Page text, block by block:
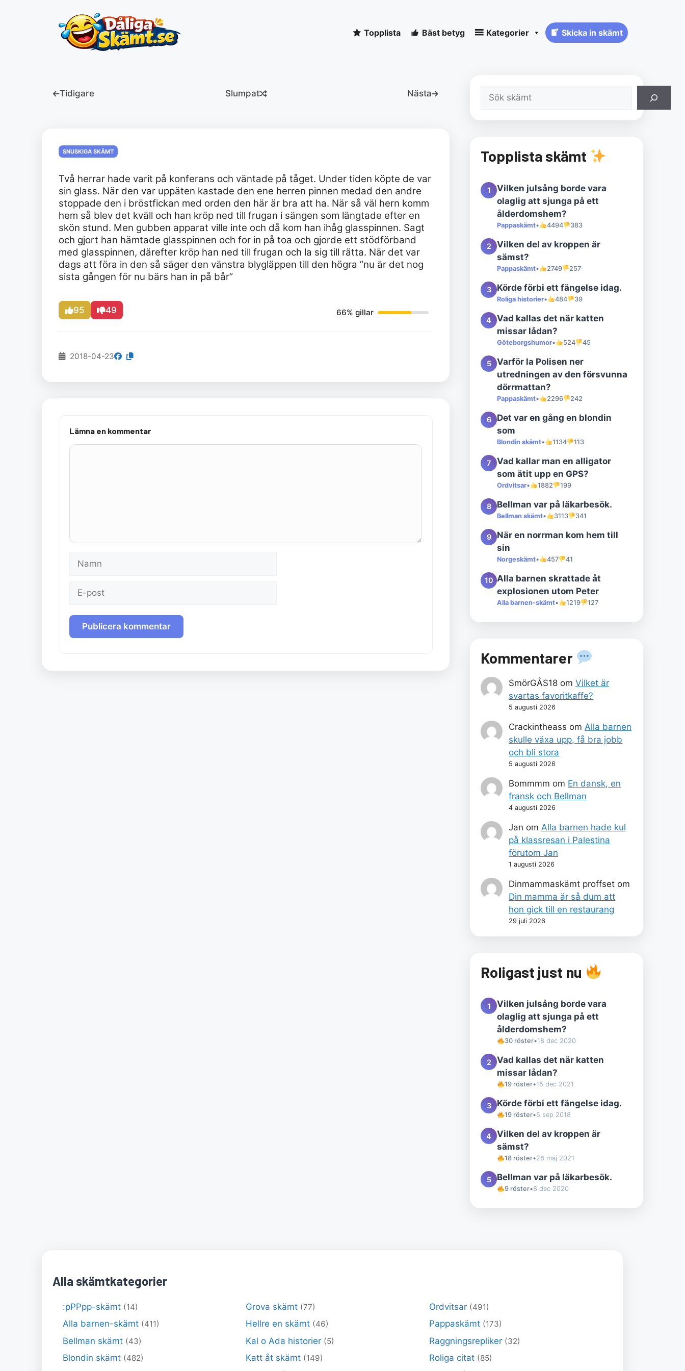
Topplista Bäst betyg Kategorier Skicka in skämt
Tidigare Slumpat Nästa
SNUSKIGA SKÄMT
Två herrar hade varit på konferans och väntade på tåget. Under tiden köpte de var
sin glass. När den var uppäten kastade den ene herren pinnen medad den andre
stoppade den i bröstfickan med orden den här är bra att ha. När så väl hern komm
hem så blev det kväll och han kröp ned till frugan i sängen som längtade efter en
skön stund. Men gubben apparat ville inte och då kom han ihåg glasspinnen. Sagt
och gjort han hämtade glasspinnen och for in på toa och gjorde ett stödförband
med glasspinnen, därefter kröp han ned till frugan och la sig till rätta. När det var
dags att föra in den så säger den vänstra blygläppen till den högra ”nu är det nog
sista gången för nu bärs han in på bår”
95 49 66% gillar
2018-04-23
Lämna en kommentar
Kommentar
Namn
Sök
Topplista skämt
1
Vilken julsång borde vara
olaglig att sjunga på ett
ålderdomshem?
Pappaskämt• 4494 383
2
Vilken del av kroppen är
sämst?
Pappaskämt• 2749 257
3 Körde förbi ett fängelse idag.
Roliga historier• 484 39
4
Vad kallas det när katten
missar lådan?
Göteborgshumor• 524 45
5
Varför la Polisen ner
utredningen av den försvunna
dörrmattan?
Pappaskämt• 2296 242
6
Det var en gång en blondin
som
Blondin skämt• 1134 113
7
Vad kallar man en alligator
som ätit upp en GPS?
Ordvitsar• 1882 199
8 Bellman var på läkarbesök.
Bellman skämt• 3113 341
9
När en norrman kom hem till
sin
Norgeskämt• 457 41
10 Alla barnen skrattade åt
explosionen utom Peter
Alla barnen-skämt• 1219 127
Kommentarer
SmörGÅS18 omVilket är
svartas favoritkaffe?
5 augusti 2026
Crackintheass om Alla barnen
skulle växa upp, få bra jobb
och bli stora
5 augusti 2026
Bommmm om En dansk, en
fransk och Bellman
4 augusti 2026
Jan om Alla barnen hade kul
på klassresan i Palestina
förutom Jan
1 augusti 2026
Dinmammaskämt proffset om
Din mamma är så dum att
hon gick till en restaurang
29 juli 2026
Roligast just nu
1
Vilken julsång borde vara
olaglig att sjunga på ett
ålderdomshem?
30 röster•18 dec 2020
2
Vad kallas det när katten
missar lådan?
19 röster•15 dec 2021
3 Körde förbi ett fängelse idag.
19 röster•5 sep 2018
4
Vilken del av kroppen är
sämst?
18 röster•28 maj 2021
5 Bellman var på läkarbesök.
9 röster•8 dec 2020
Alla skämtkategorier
:pPPpp-skämt (14)
Alla barnen-skämt (411)
Bellman skämt (43)
Blondin skämt (482)
Grova skämt (77)
Hellre en skämt (46)
Kal o Ada historier (5)
Katt åt skämt (149)
Ordvitsar (491)
Pappaskämt (173)
Raggningsrepliker (32)
Roliga citat (85)